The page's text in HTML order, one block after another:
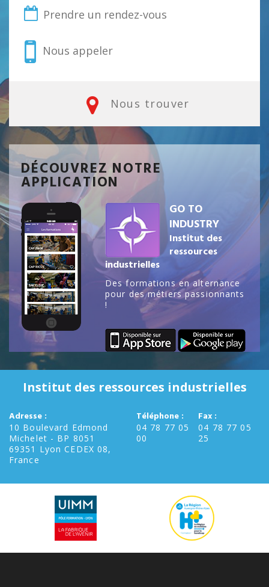
Prendre un rendez-vous
Nous appeler
Nous trouver
DÉCOUVREZ NOTRE
APPLICATION
GO TO
INDUSTRY
Institut des
ressources
industrielles
Des formations en alternance
pour des métiers passionnants
!
Institut des ressources industrielles
Adresse :
10 Boulevard Edmond
Michelet - BP 8051
69351 Lyon CEDEX 08,
France
Téléphone :
04 78 77 05
00
Fax :
04 78 77 05
25